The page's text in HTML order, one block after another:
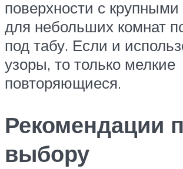
поверхности с
для небольших комнат
под табу. Если и
узоры, то только мелкие
повторяющиеся.
Рекомендации
выбору